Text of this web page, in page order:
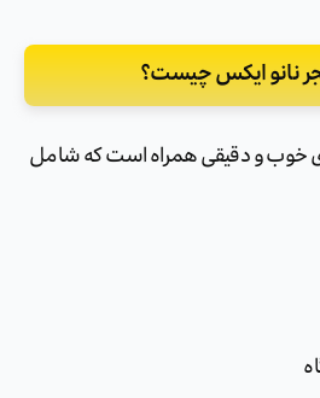
نانو ایکس چیست؟
خوب و دقیقی همراه است که شامل